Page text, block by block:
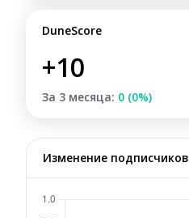
DuneScore
+10
За 3 месяца: 0 (0%)
Изменение подписчиков